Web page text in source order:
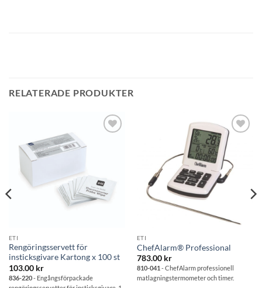
RELATERADE PRODUKTER
önskelistan
ETI
Rengöringsservett för
insticksgivare Kartong x 100 st
103.00 kr
836-220- Engångsförpackade
Lägg till i
önskelistan
ETI
ChefAlarm® Professional
783.00 kr
810-041 - ChefAlarm professionell
matlagningstermometer och timer.